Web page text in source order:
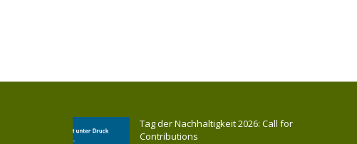
Tag der Nachhaltigkeit 2026: Call for
Contributions